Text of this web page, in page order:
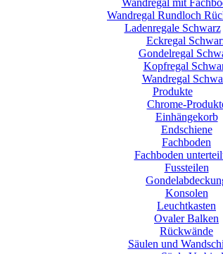
Wandregal mit
Wandregal Rundloch
Ladenregale Schwarz
Eckregal
Gondelregal
Kopfregal
Wandregal
Produkte
Chrome-
Einhängekorb
Endschiene
Fachboden
Fachboden
Fussteilen
Konsolen
Leuchtkasten
Ovaler Balken
Rückwände
Säulen und